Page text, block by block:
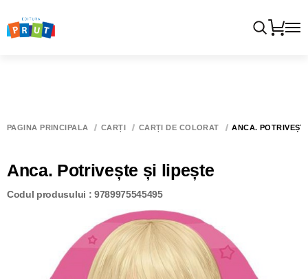
PAGINA PRINCIPALĂ CĂRȚI CĂRȚI DE COLORAT ANCA.
Anca. Potrivește și lipește
Codul produsului : 9789975545495